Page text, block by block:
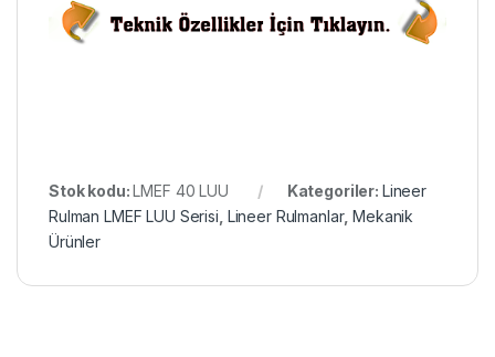
Stok kodu:LMEF 40 LUU Kategoriler: Lineer
Rulman LMEF LUU Serisi Lineer Rulmanlar,Mekanik
Ürünler